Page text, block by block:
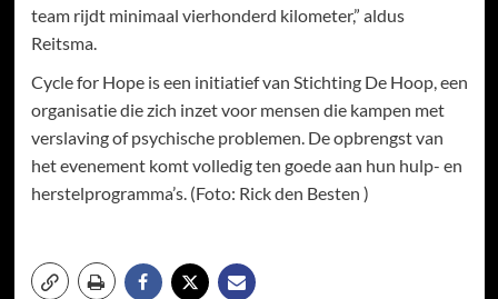
team rijdt minimaal vierhonderd kilometer,” aldus
Reitsma.
Cycle for Hope is een initiatief van Stichting De Hoop, een
organisatie die zich inzet voor mensen die kampen met
verslaving of psychische problemen. De opbrengst van
het evenement komt volledig ten goede aan hun hulp- en
herstelprogramma’s. (Foto: Rick den Besten )